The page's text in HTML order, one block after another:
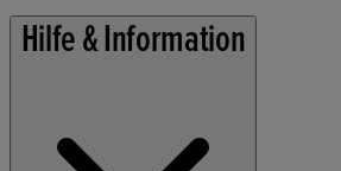
Hilfe & Information